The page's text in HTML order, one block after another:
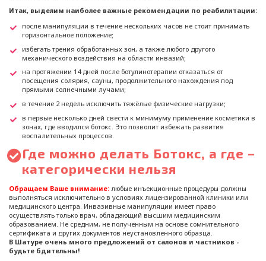
Итак, выделим наиболее важные рекомендации по реабилитации:
после манипуляции в течение нескольких часов не стоит принимать
горизонтальное положение;
избегать трения обработанных зон, а также любого другого
механического воздействия на области инвазий;
на протяжении 14 дней после ботулинотерапии отказаться от
посещения солярия, сауны, продолжительного нахождения под
прямыми солнечными лучами;
в течение 2 недель исключить тяжёлые физические нагрузки;
в первые несколько дней свести к минимуму применение косметики в
зонах, где вводился ботокс. Это позволит избежать развития
воспалительных процессов.
Где можно делать Ботокс, а где –
категорически нельзя
Обращаем Ваше внимание: любые инъекционные процедуры должны
выполняться исключительно в условиях лицензированной клиники или
медицинского центра. Инвазивные манипуляции имеет право
осуществлять только врач, обладающий высшим медицинским
образованием. Не средним, не полученным на основе сомнительного
сертификата и других документов неустановленного образца.
В Шатуре очень много предложений от салонов и частников -
будьте бдительны!